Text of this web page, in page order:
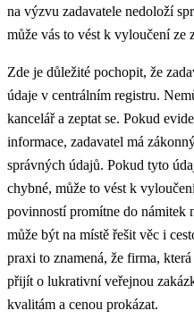
na výzvu zadavatele nedoloží
může vás to vést k vyloučení ze
Zde je důležité pochopit, že
údaje v centrálním registru.
kancelář a zeptat se. Pokud
informace, zadavatel má
správných údajů. Pokud tyto
chybné, může to vést k
povinností promítne do námitek
může být na místě řešit věc i
praxi to znamená, že firma,
přijít o lukrativní veřejnou
kvalitám a cenou prokázat.